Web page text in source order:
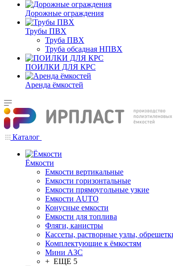
Дорожные ограждения
Трубы ПВХ
Труба ПВХ
Труба обсадная НПВХ
ПОИЛКИ ДЛЯ КРС
Аренда ёмкостей
Каталог
Ёмкости
Емкости вертикальные
Емкости горизонтальные
Емкости прямоугольные узкие
Емкости АUТО
Конусные емкости
Емкости для топлива
Фляги, канистры
Кассеты, растворные узлы,
Комплектующие к ёмкостям
Мини АЗС
+ ЕЩЕ 5